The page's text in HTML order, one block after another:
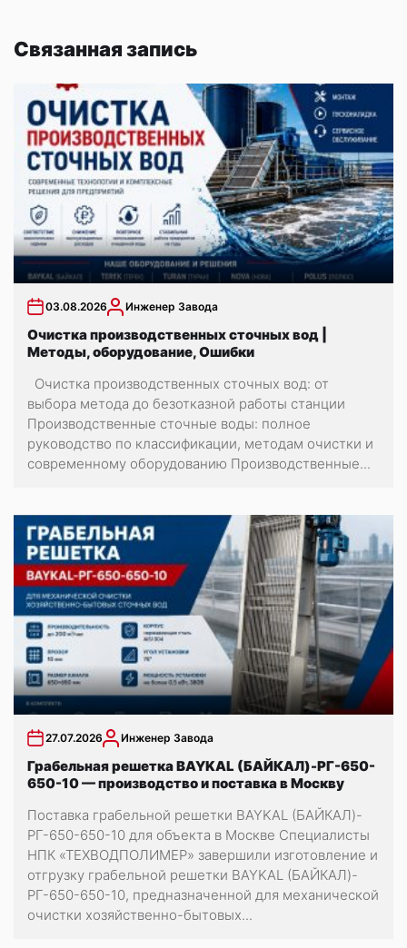
Связанная запись
03.08.2026 Инженер Завода
Очистка производственных сточных вод |
Методы, оборудование, Ошибки
Очистка производственных сточных вод: от
выбора метода до безотказной работы станции
Производственные сточные воды: полное
руководство по классификации, методам очистки и
современному оборудованию Производственные...
27.07.2026 Инженер Завода
Грабельная решетка BAYKAL (БАЙКАЛ)-РГ-650-
650-10 — производство и поставка в Москву
Поставка грабельной решетки BAYKAL (БАЙКАЛ)-
РГ-650-650-10 для объекта в Москве Специалисты
НПК «ТЕХВОДПОЛИМЕР» завершили изготовление и
отгрузку грабельной решетки BAYKAL (БАЙКАЛ)-
РГ-650-650-10, предназначенной для механической
очистки хозяйственно-бытовых...